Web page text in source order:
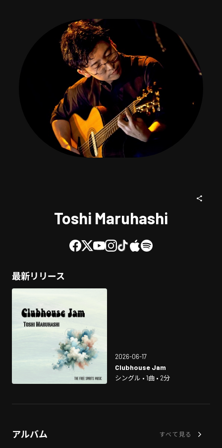
Toshi Maruhashi
最新リリース
2026-06-17
Clubhouse Jam
シングル • 1曲 • 2分
アルバム すべて見る